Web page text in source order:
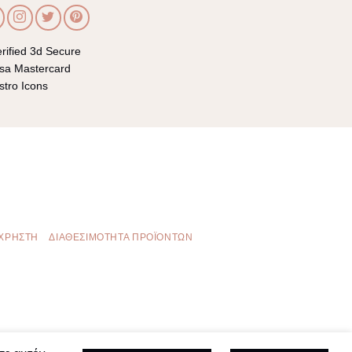
ΔΙΑΘΕΣΙΜΌΤΗΤΑ ΠΡΟΪΌΝΤΩΝ